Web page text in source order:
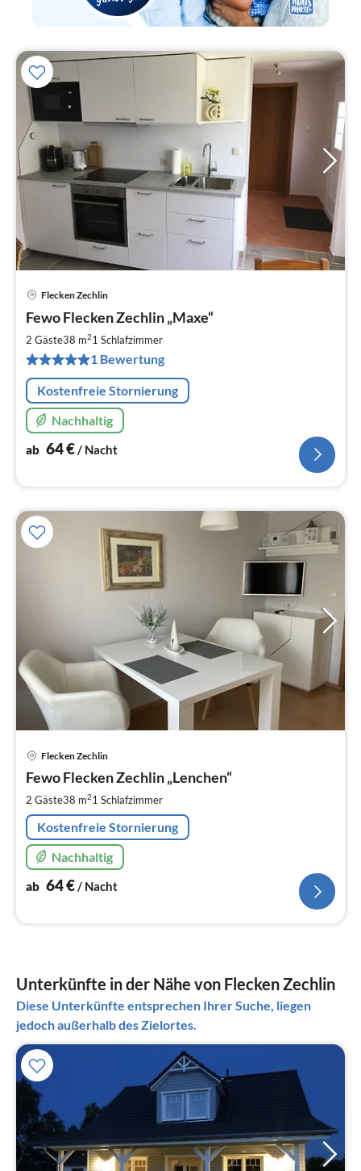
Flecken Zechlin
Fewo Flecken Zechlin „Maxe“
2 Gäste38 m21 Schlafzimmer
1 Bewertung
Kostenfreie Stornierung
Nachhaltig
ab 64€/ Nacht
Flecken Zechlin
Fewo Flecken Zechlin „Lenchen“
2 Gäste38 m21 Schlafzimmer
Kostenfreie Stornierung
Nachhaltig
ab 64€/ Nacht
Unterkünfte in der Nähe von Flecken Zechlin
Diese Unterkünfte entsprechen Ihrer Suche, liegen
jedoch außerhalb des Zielortes.